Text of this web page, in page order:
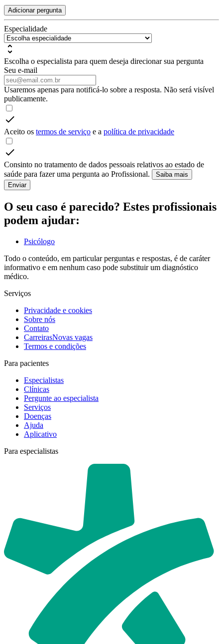
Adicionar pergunta
Especialidade
Escolha o especialista para quem deseja direcionar sua pergunta
Seu e-mail
Usaremos apenas para notificá-lo sobre a resposta. Não será visível
publicamente.
Aceito os termos de serviço e a política de privacidade
Consinto no tratamento de dados pessoais relativos ao estado de
saúde para fazer uma pergunta ao Profissional.
Saiba mais
Enviar
O seu caso é parecido? Estes profissionais
podem ajudar:
Psicólogo
Todo o conteúdo, em particular perguntas e respostas, é de caráter
informativo e em nenhum caso pode substituir um diagnóstico
médico.
Serviços
Privacidade e cookies
Sobre nós
Contato
CarreirasNovas vagas
Termos e condições
Para pacientes
Especialistas
Clínicas
Pergunte ao especialista
Serviços
Doenças
Ajuda
Aplicativo
Para especialistas